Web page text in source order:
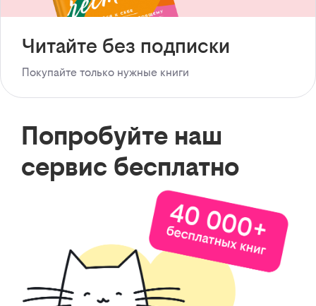
Читайте без подписки
Покупайте только нужные книги
Попробуйте наш
сервис бесплатно